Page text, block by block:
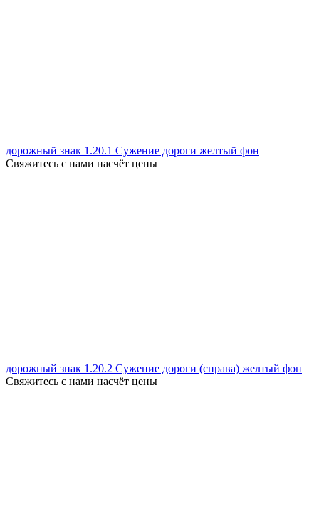
дорожный знак 1.20.1 Сужение дороги желтый фон
Свяжитесь с нами насчёт цены
дорожный знак 1.20.2 Сужение дороги (справа) желтый фон
Свяжитесь с нами насчёт цены